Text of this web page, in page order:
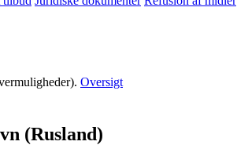
Oversigt
(Rusland)